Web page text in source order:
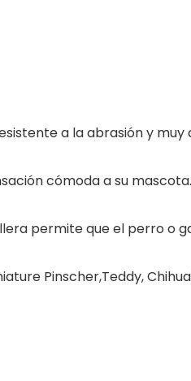
a la abrasión y muy
cómoda a su mascota.
permite que el perro o
Pinscher,Teddy,